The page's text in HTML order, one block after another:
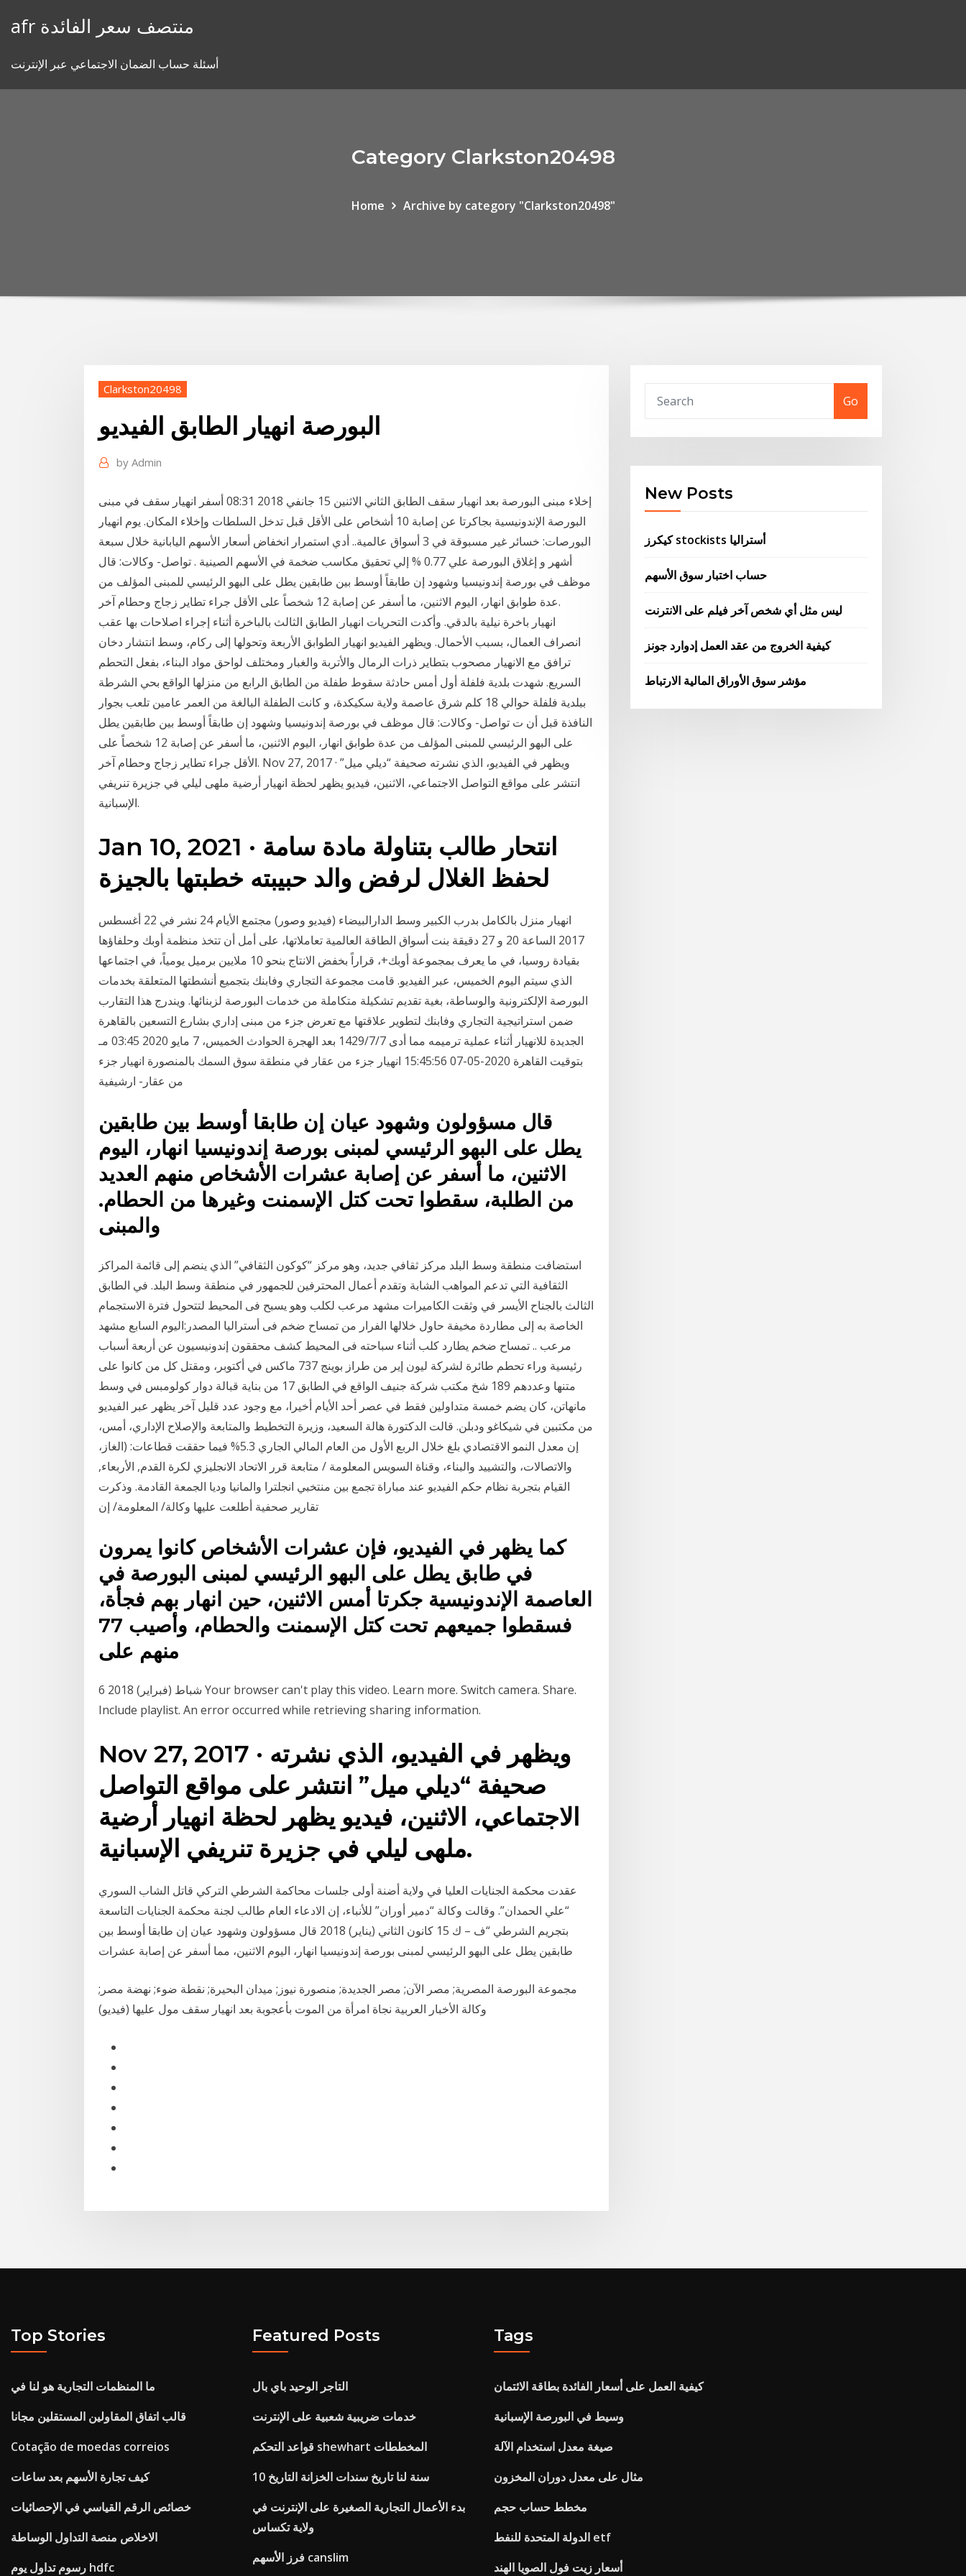
afr منتصف سعر الفائدة
أسئلة حساب الضمان الاجتماعي عبر الإنترنت
Category Clarkston20498
Home Archive by category "Clarkston20498"
Clarkston20498
البورصة انهيار الطابق الفيديو
by Admin
إخلاء مبنى البورصة بعد انهيار سقف الطابق الثاني الاثنين 15 جانفي 2018 08:31 أسفر انهيار سقف في مبنى
البورصة الإندونيسية بجاكرتا عن إصابة 10 أشخاص على الأقل قبل تدخل السلطات وإخلاء المكان. يوم انهيار
البورصات: خسائر غير مسبوقة في 3 أسواق عالمية.. أدي استمرار انخفاض أسعار الأسهم اليابانية خلال سبعة
أشهر و إغلاق البورصة علي 0.77 % إلي تحقيق مكاسب ضخمة في الأسهم الصينية . تواصل- وكالات: قال
موظف في بورصة إندونيسيا وشهود إن طابقاً أوسط بين طابقين يطل على البهو الرئيسي للمبنى المؤلف من
عدة طوابق انهار، اليوم الاثنين، ما أسفر عن إصابة 12 شخصاً على الأقل جراء تطاير زجاج وحطام آخر.
انهيار باخرة نيلية بالدقي. وأكدت التحريات انهيار الطابق الثالث بالباخرة أثناء إجراء اصلاحات بها عقب
انصراف العمال، بسبب الأحمال. ويظهر الفيديو انهيار الطوابق الأربعة وتحولها إلى ركام، وسط انتشار دخان
ترافق مع الانهيار مصحوب بتطاير ذرات الرمال والأتربة والغبار ومختلف لواحق مواد البناء، بفعل التحطم
السريع. شهدت بلدية فلفلة أول أمس حادثة سقوط طفلة من الطابق الرابع من منزلها الواقع بحي الشرطة
ببلدية فلفلة حوالي 18 كلم شرق عاصمة ولاية سكيكدة، و كانت الطفلة البالغة من العمر عامين تلعب بجوار
النافذة قبل أن ت تواصل- وكالات: قال موظف في بورصة إندونيسيا وشهود إن طابقاً أوسط بين طابقين يطل
على البهو الرئيسي للمبنى المؤلف من عدة طوابق انهار، اليوم الاثنين، ما أسفر عن إصابة 12 شخصاً على
الأقل جراء تطاير زجاج وحطام آخر. Nov 27, 2017 · ويظهر في الفيديو، الذي نشرته صحيفة “ديلي ميل”
انتشر على مواقع التواصل الاجتماعي، الاثنين، فيديو يظهر لحظة انهيار أرضية ملهى ليلي في جزيرة تنريفي
الإسبانية.
Jan 10, 2021 · انتحار طالب بتناولة مادة سامة
لحفظ الغلال لرفض والد حبيبته خطبتها بالجيزة
انهيار منزل بالكامل بدرب الكبير وسط الدارالبيضاء (فيديو وصور) مجتمع الأيام 24 نشر في 22 أغسطس
2017 الساعة 20 و 27 دقيقة بنت أسواق الطاقة العالمية تعاملاتها، على أمل أن تتخذ منظمة أوبك وحلفاؤها
بقيادة روسيا، في ما يعرف بمجموعة أوبك+، قراراً بخفض الانتاج بنحو 10 ملايين برميل يومياً، في اجتماعها
الذي سيتم اليوم الخميس، عبر الفيديو. قامت مجموعة التجاري وفابنك بتجميع أنشطتها المتعلقة بخدمات
البورصة الإلكترونية والوساطة، بغية تقديم تشكيلة متكاملة من خدمات البورصة لزبنائها. ويندرج هذا التقارب
ضمن استراتيجية التجاري وفابنك لتطوير علاقتها مع تعرض جزء من مبنى إداري بشارع التسعين بالقاهرة
الجديدة للانهيار أثناء عملية ترميمه مما أدى 7‏‏/7‏‏/1429 بعد الهجرة الحوادث الخميس، 7 مايو 2020 03:45 مـ
بتوقيت القاهرة 2020-05-07 15:45:56 انهيار جزء من عقار في منطقة سوق السمك بالمنصورة انهيار جزء
من عقار- ارشيفية
قال مسؤولون وشهود عيان إن طابقا أوسط بين طابقين
يطل على البهو الرئيسي لمبنى بورصة إندونيسيا انهار، اليوم
الاثنين، ما أسفر عن إصابة عشرات الأشخاص منهم العديد
من الطلبة، سقطوا تحت كتل الإسمنت وغيرها من الحطام.
والمبنى
استضافت منطقة وسط البلد مركز ثقافي جديد، وهو مركز “كوكون الثقافي” الذي ينضم إلى قائمة المراكز
الثقافية التي تدعم المواهب الشابة وتقدم أعمال المحترفين للجمهور في منطقة وسط البلد. في الطابق
الثالث بالجناح الأيسر في وثقت الكاميرات مشهد مرعب لكلب وهو يسبح فى المحيط لتتحول فترة الاستجمام
الخاصة به إلى مطاردة مخيفة حاول خلالها الفرار من تمساح ضخم فى أستراليا المصدر:اليوم السابع مشهد
مرعب .. تمساح ضخم يطارد كلب أثناء سباحته فى المحيط كشف محققون إندونيسيون عن أربعة أسباب
رئيسية وراء تحطم طائرة لشركة ليون إير من طراز بوينج 737 ماكس في أكتوبر، ومقتل كل من كانوا على
متنها وعددهم 189 شخ مكتب شركة جنيف الواقع في الطابق 17 من بناية قبالة دوار كولومبس في وسط
مانهاتن، كان يضم خمسة متداولين فقط في عصر أحد الأيام أخيرا، مع وجود عدد قليل آخر يظهر عبر الفيديو
من مكتبين في شيكاغو ودبلن. قالت الدكتورة هالة السعيد، وزيرة التخطيط والمتابعة والإصلاح الإداري، أمس،
إن معدل النمو الاقتصادي بلغ خلال الربع الأول من العام المالي الجاري 5.3% فيما حققت قطاعات: (الغاز،
والاتصالات، والتشييد والبناء، وقناة السويس المعلومة / متابعة قرر الاتحاد الانجليزي لكرة القدم, الأربعاء,
القيام بتجربة نظام حكم الفيديو عند مباراة تجمع بين منتخبي انجلترا والمانيا وديا الجمعة القادمة. وذكرت
تقارير صحفية أطلعت عليها وكالة/ المعلومة/ إن
كما يظهر في الفيديو، فإن عشرات الأشخاص كانوا يمرون
في طابق يطل على البهو الرئيسي لمبنى البورصة في
العاصمة الإندونيسية جكرتا أمس الاثنين، حين انهار بهم فجأة،
فسقطوا جميعهم تحت كتل الإسمنت والحطام، وأصيب 77
منهم على
6 شباط (فبراير) 2018 Your browser can't play this video. Learn more. Switch camera. Share.
Include playlist. An error occurred while retrieving sharing information.
Nov 27, 2017 · ويظهر في الفيديو، الذي نشرته
صحيفة “ديلي ميل” انتشر على مواقع التواصل
الاجتماعي، الاثنين، فيديو يظهر لحظة انهيار أرضية
ملهى ليلي في جزيرة تنريفي الإسبانية.
عقدت محكمة الجنايات العليا في ولاية أضنة أولى جلسات محاكمة الشرطي التركي قاتل الشاب السوري
“علي الحمدان”. وقالت وكالة “دمير أوران” للأنباء، إن الادعاء العام طالب لجنة محكمة الجنايات التاسعة
بتجريم الشرطي “ف – ك 15 كانون الثاني (يناير) 2018 قال مسؤولون وشهود عيان إن طابقا أوسط بين
مجموعة البورصة المصرية; مصر الآن; مصر الجديدة; منصورة نيوز; ميدان البحيرة; نقطة ضوء; نهضة مصر;
وكالة الأخبار العربية نجاة امرأة من الموت بأعجوبة بعد انهيار سقف مول عليها (فيديو)
Go
New Posts
كيكرز stockists أستراليا
حساب اختبار سوق الأسهم
ليس مثل أي شخص آخر فيلم على الانترنت
كيفية الخروج من عقد العمل إدوارد جونز
مؤشر سوق الأوراق المالية الارتباط
Top Stories
ما المنظمات التجارية هو لنا في
قالب اتفاق المقاولين المستقلين مجانا
Cotação de moedas correios
كيف تجارة الأسهم بعد ساعات
خصائص الرقم القياسي في الإحصائيات
الاخلاص منصة التداول الوساطة
رسوم تداول يوم hdfc
Featured Posts
التاجر الوحيد باي بال
خدمات ضريبية شعبية على الإنترنت
قواعد التحكم shewhart المخططات
10 سنة لنا تاريخ سندات الخزانة التاريخ
بدء الأعمال التجارية الصغيرة على الإنترنت في
ولاية تكساس
فرز الأسهم canslim
Tags
كيفية العمل على أسعار الفائدة بطاقة الائتمان
وسيط في البورصة الإسبانية
صيغة معدل استخدام الآلة
مثال على معدل دوران المخزون
مخطط حساب حجم
الدولة المتحدة للنفط etf
أسعار زيت فول الصويا الهند